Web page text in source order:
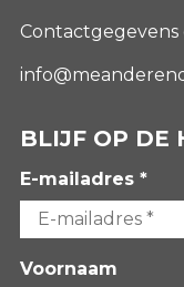
BLIJF OP DE
E-mailadres *
Voornaam